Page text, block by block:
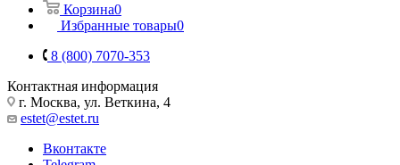
Корзина0
Избранные товары0
8 (800) 7070-353
Контактная информация
г. Москва, ул. Веткина, 4
estet@estet.ru
Вконтакте